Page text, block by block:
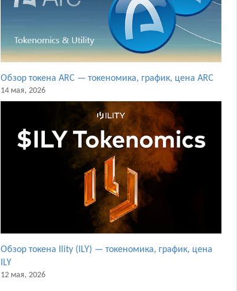
Обзор токена ARC — токеномика, график, цена ARC
14 мая, 2026
Обзор токена Ility (ILY) — токеномика, график, цена
ILY
12 мая, 2026